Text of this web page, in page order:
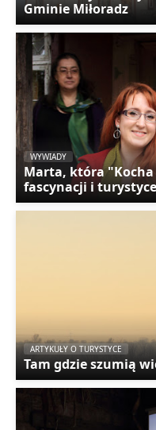
Gminie Miłoradz
WYWIADY
Marta, która "Kocha
fascynacji i turystyce
ARTYKUŁY O TURYSTYCE
Tam gdzie szumią